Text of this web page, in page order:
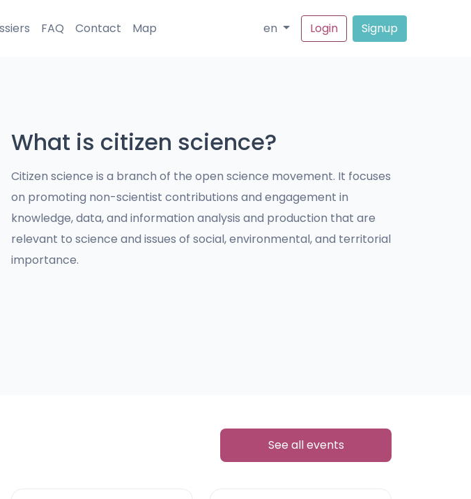
FAQ Contact Map en Login Signup
What is citizen science?
Citizen science is a branch of the open science movement. It focuses
on promoting non-scientist contributions and engagement in
knowledge, data, and information analysis and production that are
relevant to science and issues of social, environmental, and territorial
importance.
See all events